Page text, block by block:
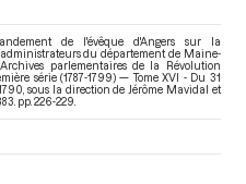
féodalité d'une délibération
de Canet, lors de la séance
p.229
15 juin 1790
de l'évêque d'Angers sur la
du département de Maine-
parlementaires de la Révolution
série (1787-1799) — Tome XVI - Du 31
, sous la direction de Jérôme Mavidal et
pp. 226-229.